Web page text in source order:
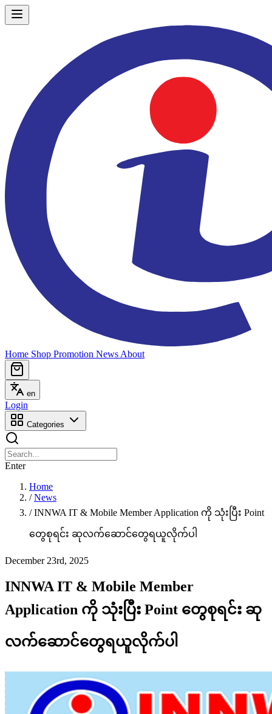
Home Shop Promotion News About
en
Login
Categories
Enter
Home
/ News
/ INNWA IT & Mobile Member Application ကို သုံးပြီး Point
တွေစုရင်း ဆုလက်ဆောင်တွေရယူလိုက်ပါ
December 23rd, 2025
INNWA IT & Mobile Member
Application ကို သုံးပြီး Point တွေစုရင်း ဆု
လက်ဆောင်တွေရယူလိုက်ပါ